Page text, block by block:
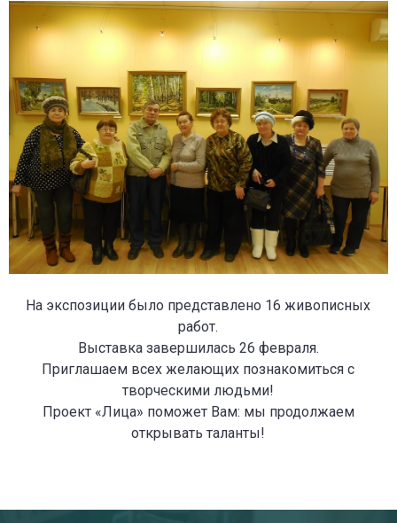
На экспозиции было представлено 16 живописных
работ.
Выставка завершилась 26 февраля.
Приглашаем всех желающих познакомиться с
творческими людьми!
Проект «Лица» поможет Вам: мы продолжаем
открывать таланты!